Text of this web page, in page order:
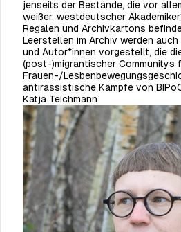
jenseits der Bestände, die vor
weißer, westdeutscher
Regalen und Archivkartons
Leerstellen im Archiv werden auch
und Autor*innen vorgestellt, die
(post-)migrantischer Communitys
Frauen-/
antirassistische Kämpfe von
Katja Teichmann